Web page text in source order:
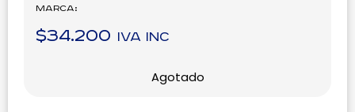
Marca:
$34.200 IVA inc
Agotado